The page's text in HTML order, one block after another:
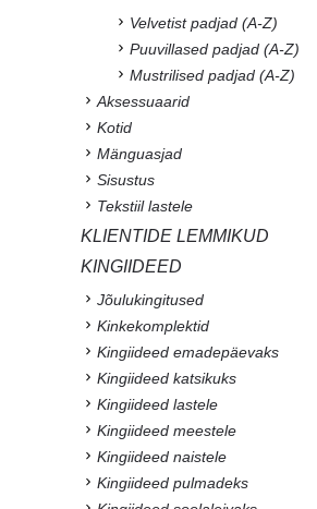
Velvetist padjad (A-Z)
Puuvillased padjad (A-Z)
Mustrilised padjad (A-Z)
Aksessuaarid
Kotid
Mänguasjad
Sisustus
Tekstiil lastele
KLIENTIDE LEMMIKUD
KINGIIDEED
Jõulukingitused
Kinkekomplektid
Kingiideed emadepäevaks
Kingiideed katsikuks
Kingiideed lastele
Kingiideed meestele
Kingiideed naistele
Kingiideed pulmadeks